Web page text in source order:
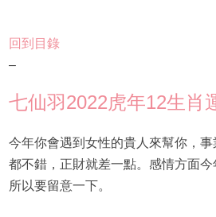
回到目錄
–
七仙羽2022虎年12生肖
今年你會遇到女性的貴人來幫你，
都不錯，正財就差一點。感情方面今
所以要留意一下。